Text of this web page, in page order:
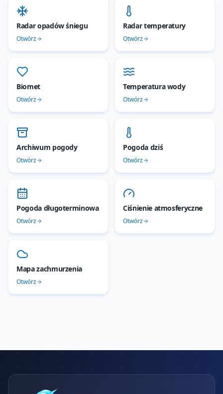
Radar opadów śniegu
Otwórz
Radar temperatury
Otwórz
Biomet
Otwórz
Temperatura wody
Otwórz
Archiwum pogody
Otwórz
Pogoda dziś
Otwórz
Pogoda długoterminowa
Otwórz
Ciśnienie atmosferyczne
Otwórz
Mapa zachmurzenia
Otwórz